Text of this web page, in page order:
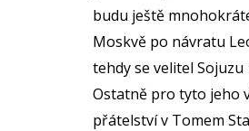
budu ještě
Moskvě po návratu
tehdy se velitel
Ostatně pro tyto jeho
přátelství v Tomem